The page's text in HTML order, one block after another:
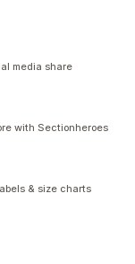
media share
with Sectionheroes
& size charts